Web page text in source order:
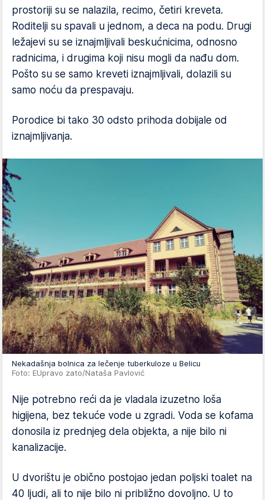
prostoriji su se nalazila, recimo, četiri kreveta.
Roditelji su spavali u jednom, a deca na podu. Drugi
ležajevi su se iznajmljivali beskućnicima, odnosno
radnicima, i drugima koji nisu mogli da nađu dom.
Pošto su se samo kreveti iznajmljivali, dolazili su
samo noću da prespavaju.
Porodice bi tako 30 odsto prihoda dobijale od
iznajmljivanja.
Nekadašnja bolnica za lečenje tuberkuloze u Belicu
Foto: EUpravo zato/Nataša Pavlović
Nije potrebno reći da je vladala izuzetno loša
higijena, bez tekuće vode u zgradi. Voda se kofama
donosila iz prednjeg dela objekta, a nije bilo ni
kanalizacije.
U dvorištu je obično postojao jedan poljski toalet na
40 ljudi, ali to nije bilo ni približno dovoljno. U to